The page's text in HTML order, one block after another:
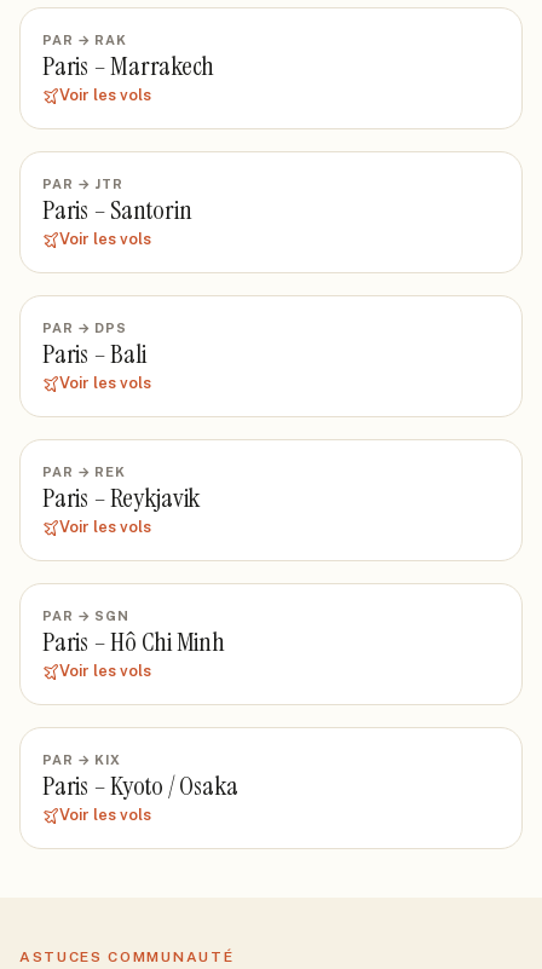
PAR → RAK
Paris –Marrakech
Voir les vols
PAR → JTR
Paris –Santorin
Voir les vols
PAR → DPS
Paris –Bali
Voir les vols
PAR → REK
Paris –Reykjavik
Voir les vols
PAR → SGN
Paris –Hô Chi Minh
Voir les vols
PAR → KIX
Paris –Kyoto / Osaka
Voir les vols
ASTUCES COMMUNAUTÉ